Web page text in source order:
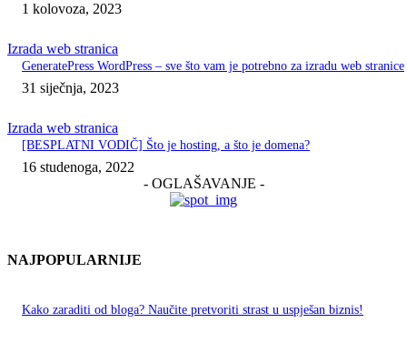
1 kolovoza, 2023
Izrada web stranica
GeneratePress WordPress – sve što vam je potrebno za izradu web stranice
31 siječnja, 2023
Izrada web stranica
[BESPLATNI VODIČ] Što je hosting, a što je domena?
16 studenoga, 2022
- OGLAŠAVANJE -
NAJPOPULARNIJE
Kako zaraditi od bloga? Naučite pretvoriti strast u uspješan biznis!